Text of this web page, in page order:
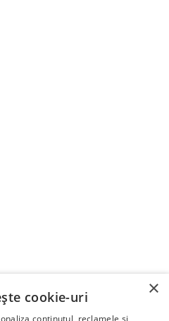
×
cookie-uri
conținutul, reclamele și